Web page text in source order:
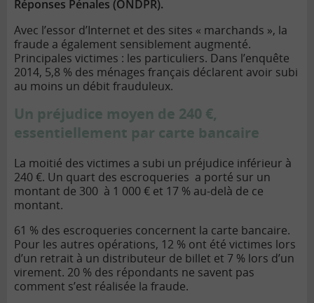
Réponses Pénales (ONDPR).
Avec l’essor d’Internet et des sites « marchands », la
fraude a également sensiblement augmenté.
Principales victimes : les particuliers. Dans l’enquête
2014, 5,8 % des ménages français déclarent avoir subi
au moins un débit frauduleux.
Un préjudice moyen de 240 €,
essentiellement par carte bancaire
La moitié des victimes a subi un préjudice inférieur à
240 €. Un quart des escroqueries a porté sur un
montant de 300 à 1 000 € et 17 % au-delà de ce
montant.
61 % des escroqueries concernent la carte bancaire.
Pour les autres opérations, 12 % ont été victimes lors
d’un retrait à un distributeur de billet et 7 % lors d’un
virement. 20 % des répondants ne savent pas
comment s’est réalisée la fraude.